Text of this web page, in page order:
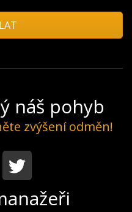
náš pohyb
zvýšení odměn!